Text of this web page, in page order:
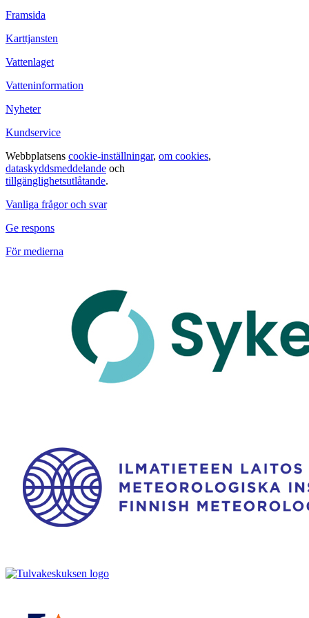
Framsida
Karttjansten
Vattenlaget
Vatteninformation
Nyheter
Kundservice
Webbplatsens cookie-inställningar, om cookies,
dataskyddsmeddelande och
tillgänglighetsutlåtande.
Vanliga frågor och svar
Ge respons
För medierna